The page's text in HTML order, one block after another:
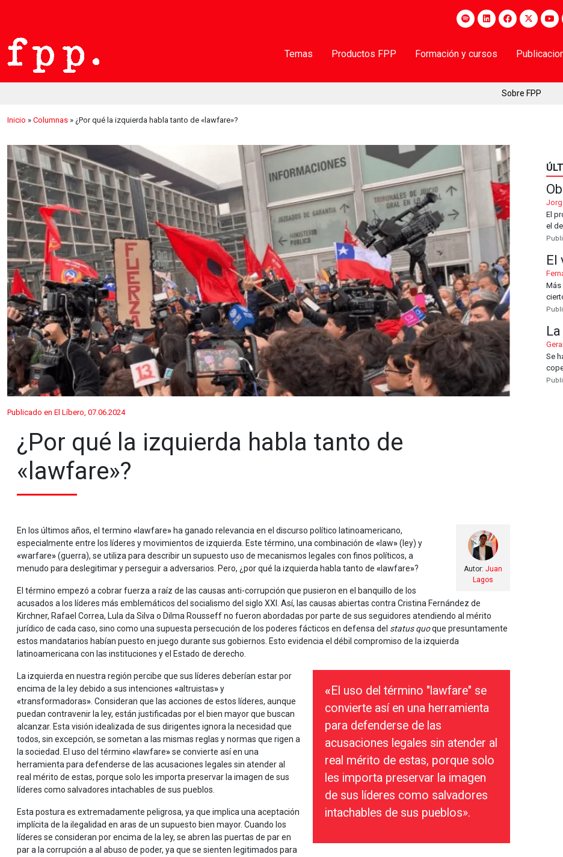
Temas Productos FPP Formación y cursos
Sobre FPP
Inicio » Columnas » ¿Por qué la izquierda habla tanto de «lawfare»?
Publicado en El Líbero, 07.06.2024
¿Por qué la izquierda habla tanto de
«lawfare»?
Autor: Juan
Lagos
En los últimos años, el termino «lawfare» ha ganado relevancia en el discurso político latinoamericano,
especialmente entre los líderes y movimientos de izquierda. Este término, una combinación de «law»(ley) y
«warfare»(guerra), se utiliza para describir un supuesto uso de mecanismos legales con finos políticos, a
menudo para deslegitimar y perseguir a adversarios. Pero, ¿por qué la izquierda habla tanto de «lawfare»?
El término empezó a cobrar fuerza a raíz de las causas anti-corrupción que pusieron en el banquillo de los
acusados a los líderes más emblemáticos del socialismo del siglo XXI. Así, las causas abiertas contra Cristina Fernández de
Kirchner, Rafael Correa, Lula da Silva o Dilma Rousseff no fueron abordadas por parte de sus seguidores atendiendo al mérito
jurídico de cada caso, sino como una supuesta persecución de los poderes fácticos en defensa del status quoque presuntamente
estos mandatarios habían puesto en juego durante sus gobiernos. Esto evidencia el débil compromiso de la izquierda
latinoamericana con las instituciones y el Estado de derecho.
«El uso del término "lawfare" se
convierte así en una herramienta
para defenderse de las
acusaciones legales sin atender al
real mérito de estas, porque solo
les importa preservar la imagen
de sus líderes como salvadores
intachables de sus pueblos».
La izquierda en nuestra región percibe que sus líderes deberían estar por
encima de la ley debido a sus intenciones «altruistas»y
«transformadoras» . Consideran que las acciones de estos líderes, aunque
puedan contravenir la ley, están justificadas por el bien mayor que buscan
alcanzar. Esta visión idealizada de sus dirigentes ignora la necesidad que
todos, sin excepción, se sometan a las mismas reglas y normas que rigen a
la sociedad. El uso del término «lawfare»se convierte así en una
herramienta para defenderse de las acusaciones legales sin atender al
real mérito de estas, porque solo les importa preservar la imagen de sus
líderes como salvadores intachables de sus pueblos.
Esta postura es extremadamente peligrosa, ya que implica una aceptación
implícita de la ilegalidad en aras de un supuesto bien mayor. Cuando los
líderes se consideran por encima de la ley, se abren las puertas de par en
par a la corrupción a al abuso de poder, ya que se sienten legitimados para
El
el
El
Más
Se